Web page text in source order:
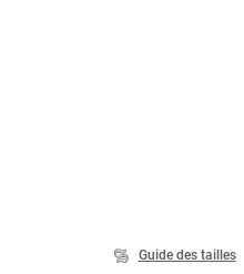
Guide des tailles